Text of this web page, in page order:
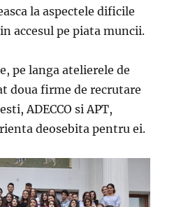
la aspectele dificile
accesul pe piata muncii.
pe langa atelierele de
doua firme de recrutare
ADECCO si APT,
deosebita pentru ei.